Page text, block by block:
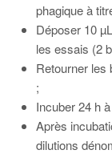
phagique à
Déposer 10
les essais (2
Retourner les
;
Incuber 24 h
Après
dilutions